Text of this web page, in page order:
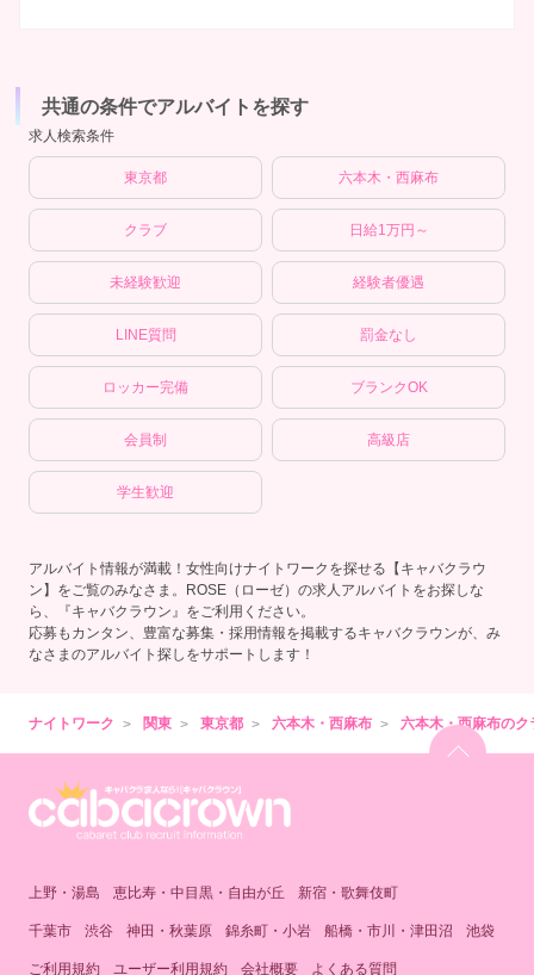
共通の条件でアルバイトを探す
求人検索条件
東京都 六本木・西麻布
クラブ 日給1万円～
未経験歓迎 経験者優遇
LINE質問 罰金なし
ロッカー完備 ブランクOK
会員制 高級店
学生歓迎
アルバイト情報が満載！女性向けナイトワークを探せる【キャバクラウ
ン】をご覧のみなさま。ROSE（ローゼ）の求人アルバイトをお探しな
ら、『キャバクラウン』をご利用ください。
応募もカンタン、豊富な募集・採用情報を掲載するキャバクラウンが、み
なさまのアルバイト探しをサポートします！
ナイトワーク 関東 東京都 六本木・西麻布 六本木・西麻布のク
上野・湯島 恵比寿・中目黒・自由が丘 新宿・歌舞伎町
千葉市 渋谷 神田・秋葉原 錦糸町・小岩 船橋・市川・津田沼 池袋
ご利用規約 ユーザー利用規約 会社概要 よくある質問